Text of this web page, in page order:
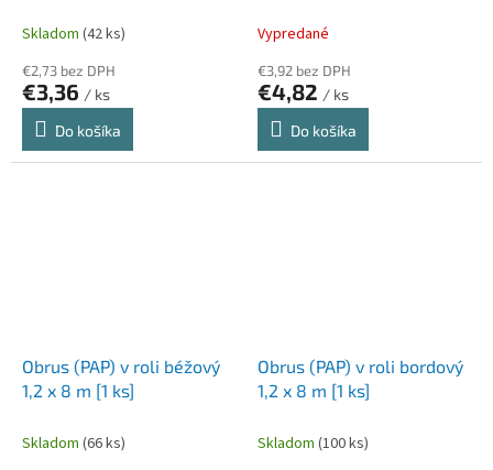
Skladom (42 ks)
€2,73 bez DPH
€3,36 / ks
Do košíka
Vypredané
€3,92 bez DPH
€4,82 / ks
Do košíka
Obrus (PAP) v roli béžový
1,2 x 8 m [1 ks]
Skladom (66 ks)
Obrus (PAP) v roli bordový
1,2 x 8 m [1 ks]
Skladom (100 ks)